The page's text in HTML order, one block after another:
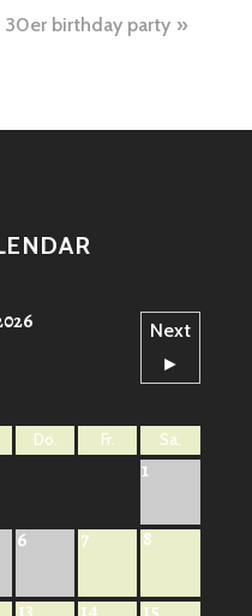
30er birthday party
Next
►
Do. Fr. Sa.
1
6 7 8